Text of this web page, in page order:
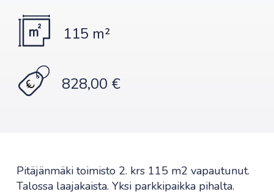
115 m²
828,00 €
Pitäjänmäki toimisto 2. krs 115 m2 vapautunut.
Talossa laajakaista. Yksi parkkipaikka pihalta.